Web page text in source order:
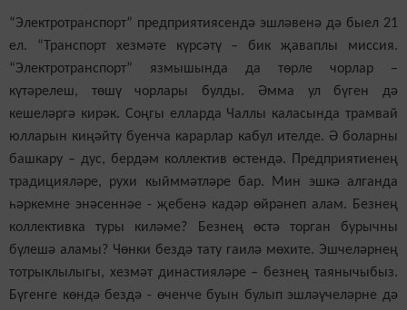
“Электротранспорт” предприятиясендә эшләвенә дә быел 21
ел. “Транспорт хезмәте күрсәтү – бик җаваплы миссия.
“Электротранспорт” язмышында да төрле чорлар –
күтәрелеш, төшү чорлары булды. Әмма ул бүген дә
кешеләргә кирәк. Соңгы елларда Чаллы каласында трамвай
юлларын киңәйтү буенча карарлар кабул ителде. Ә боларны
башкару – дус, бердәм коллектив өстендә. Предприятиенең
традицияләре, рухи кыйммәтләре бар. Мин эшкә алганда
һәркемне энәсеннәе - җебенә кадәр өйрәнеп алам. Безнең
коллективка туры киләме? Безнең өстә торган бурычны
бүлешә аламы? Чөнки бездә тату гаилә мөхите. Эшчеләрнең
тотрыклылыгы, хезмәт династияләре – безнең таянычыбыз.
Бүгенге көндә бездә - өченче буын булып эшләүчеләрне дә